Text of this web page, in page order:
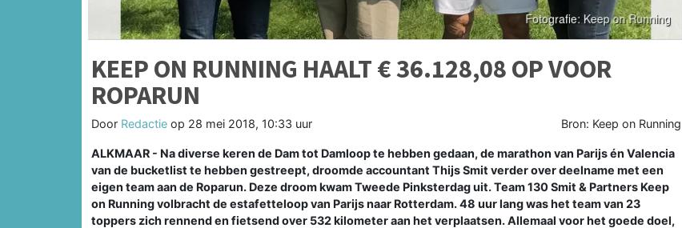
KEEP ON RUNNING HAALT € 36.128,08 OP VOOR
ROPARUN
Door Redactie op 28 mei 2018, 10:33 uur Bron: Keep on Running
ALKMAAR - Na diverse keren de Dam tot Damloop te hebben gedaan, de marathon van Parijs én Valencia
van de bucketlist te hebben gestreept, droomde accountant Thijs Smit verder over deelname met een
eigen team aan de Roparun. Deze droom kwam Tweede Pinksterdag uit. Team 130 Smit & Partners Keep
on Running volbracht de estafetteloop van Parijs naar Rotterdam. 48 uur lang was het team van 23
toppers zich rennend en fietsend over 532 kilometer aan het verplaatsen. Allemaal voor het goede doel,